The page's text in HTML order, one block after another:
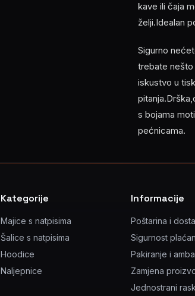
kave ili čaja
želji.Idealan
Sigurno
trebate nešto
iskustvo u
s bojama
pećnicama.
Kategorije
Majice s natpisima
Šalice s natpisima
Hoodice
Naljepnice
Informacije
Poštarina i
Sigurnost
Pakiranje i
Zamjena
Jednostrani